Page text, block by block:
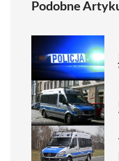
Podobne